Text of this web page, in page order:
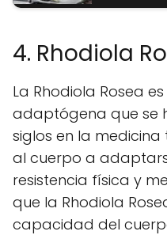
4. Rhodiola
La Rhodiola Rosea
adaptógena que se
siglos en la
al cuerpo a
resistencia física y
que la Rhodiola
capacidad del